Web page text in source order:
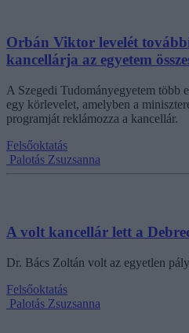
Orbán Viktor levelét
kancellárja az egyetem
A Szegedi Tudományegyetem több
egy körlevelet, amelyben a
programját reklámozza a kancellár.
Felsőoktatás
Palotás Zsuzsanna
A volt kancellár lett a
Dr. Bács Zoltán volt az egyetlen
Felsőoktatás
Palotás Zsuzsanna